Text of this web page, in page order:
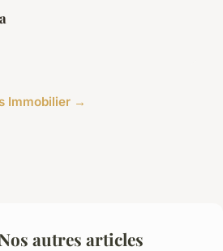
Immobilier →
autres articles